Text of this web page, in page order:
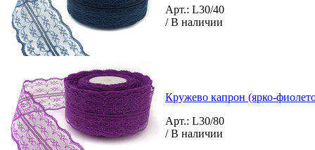
Арт.: L30/40
/ В наличии
Кружево капрон (ярко-
Арт.: L30/80
/ В наличии